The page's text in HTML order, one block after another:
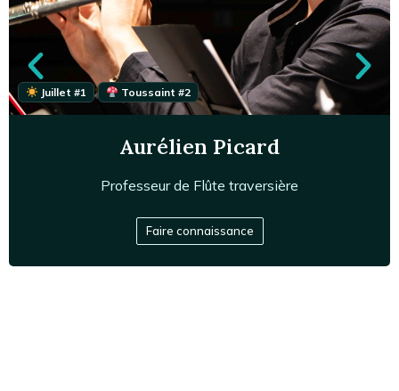
Diplômé du CNSM de Paris, le flûtiste Aurélien Picard
l'Ensemble Matheus ou Appassionato. Il perfectionne
aujourd'hui son art à l'École Normale de Musique,
explorant avec curiosité un répertoire allant du
Juillet #1 Toussaint #2
Aurélien Picard
Professeur de Flûte traversière
Faire connaissance